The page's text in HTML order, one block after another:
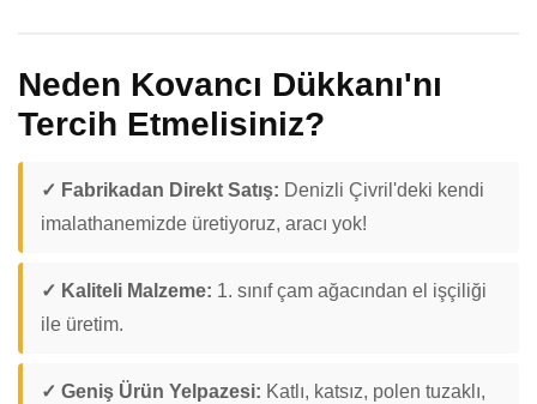
Neden Kovancı Dükkanı'nı
Tercih Etmelisiniz?
✓ Fabrikadan Direkt Satış: Denizli Çivril'deki kendi
imalathanemizde üretiyoruz, aracı yok!
✓ Kaliteli Malzeme: 1. sınıf çam ağacından el işçiliği
ile üretim.
✓ Geniş Ürün Yelpazesi: Katlı, katsız, polen tuzaklı,